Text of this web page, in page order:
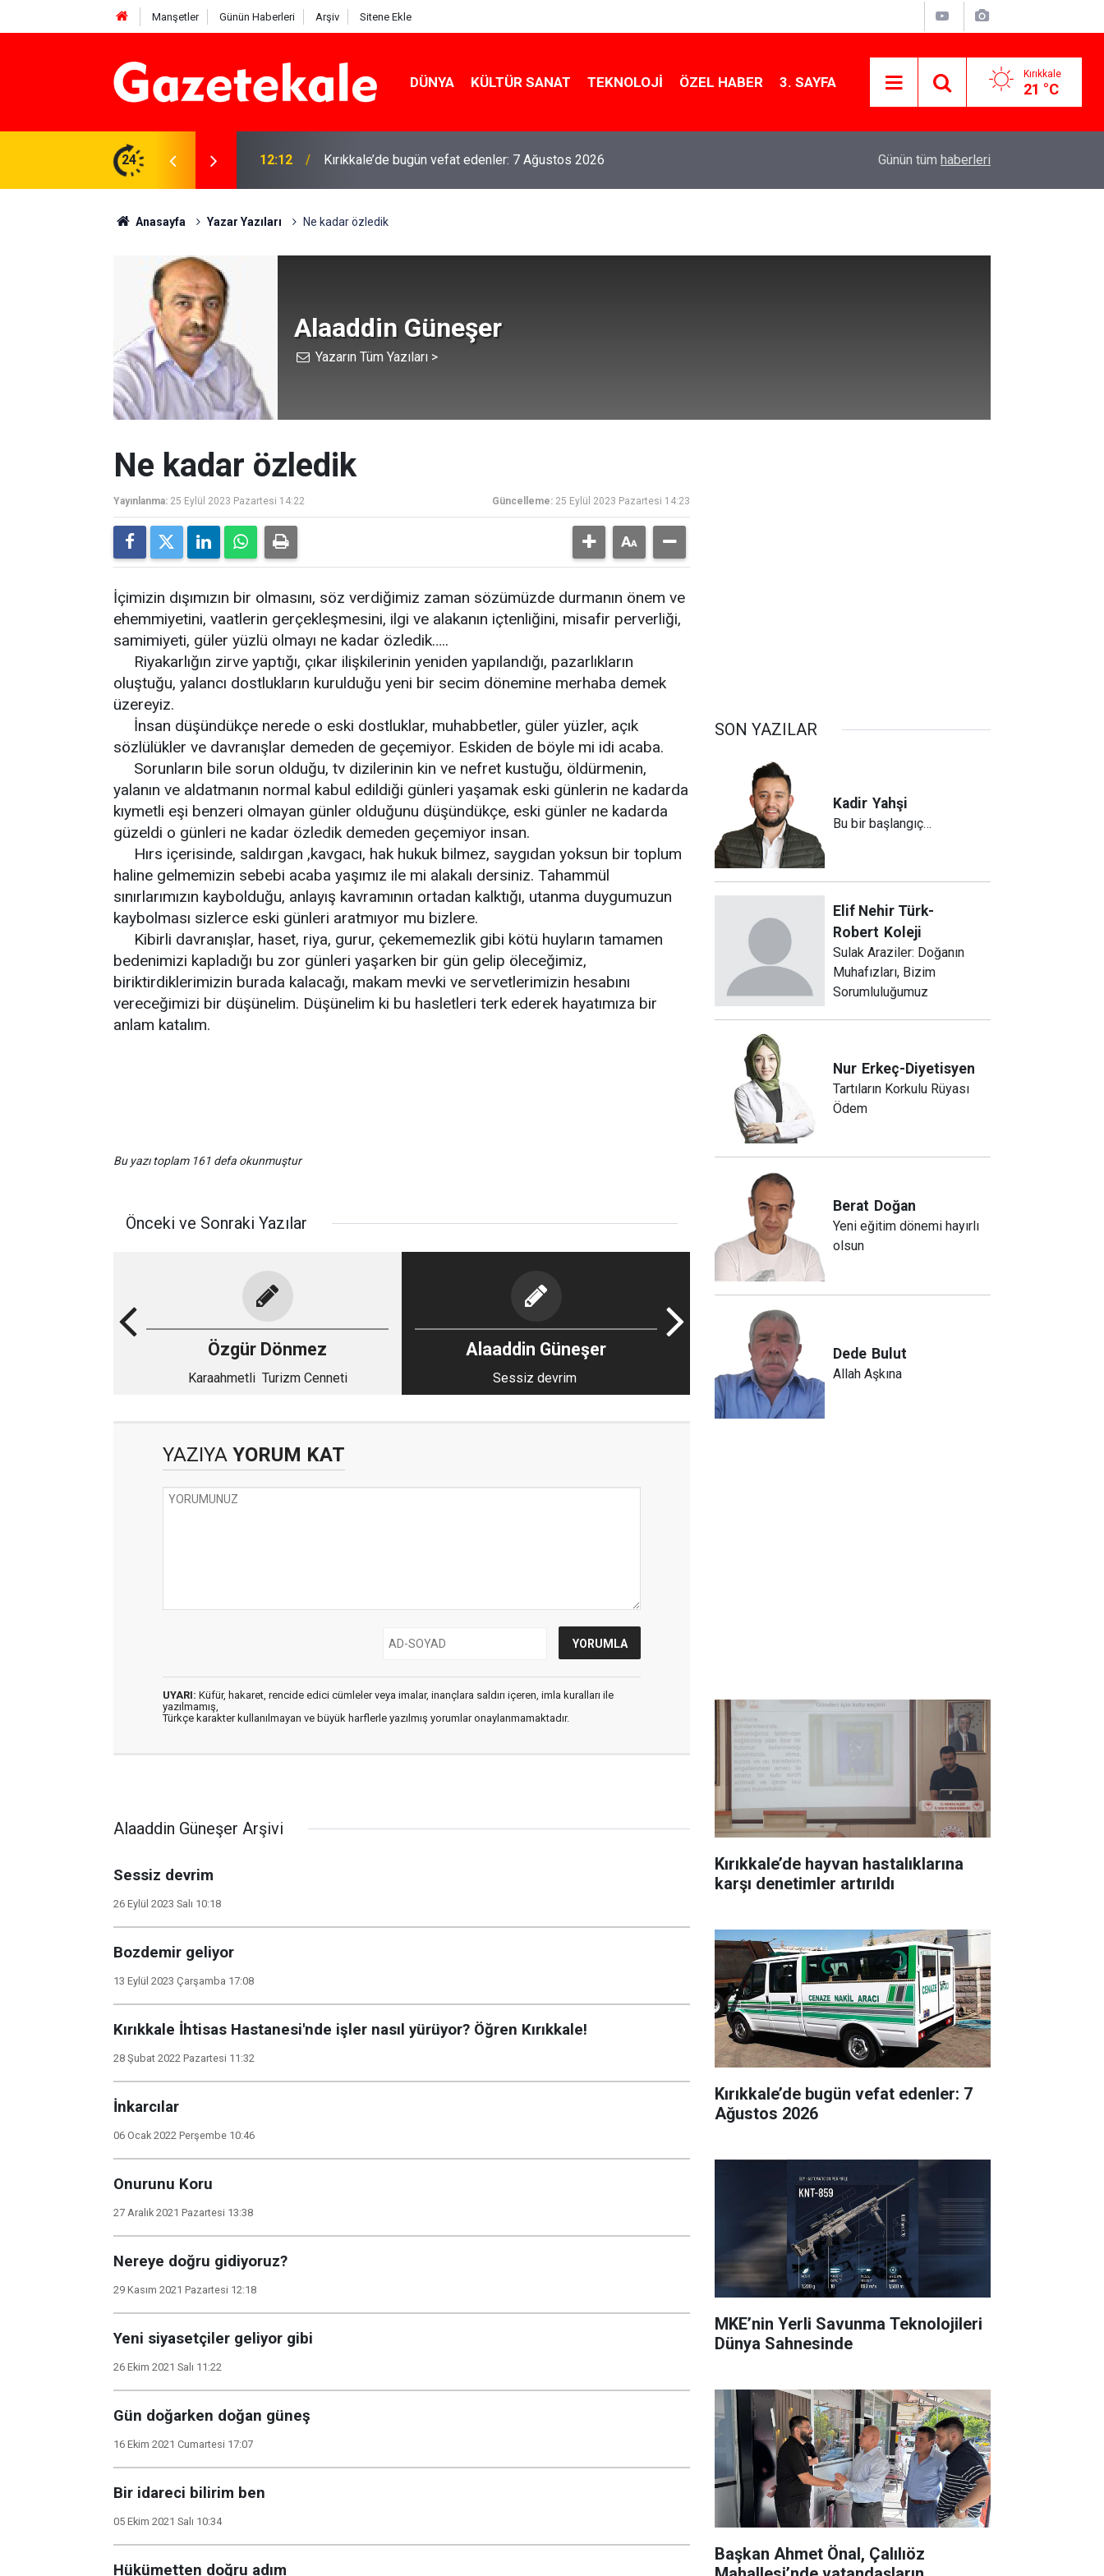
Manşetler Günün Haberleri Arşiv Sitene Ekle
DÜNYA KÜLTÜR SANAT TEKNOLOJI ÖZEL HABER 3. SAYFA Kırıkkale
21 °C
24
karşı denetimler artırıldı 12:12 Kırıkkale’de bugün vefat edenler: 7 Ağustos 2026 MKE’nin Yerli Savunma Teknolojileri Dünya
Günün tüm haberleri
Anasayfa Yazar Yazıları Ne kadar özledik
Alaaddin Güneşer
Yazarın Tüm Yazıları >
Ne kadar özledik
Yayınlanma: 25 Eylül 2023 Pazartesi 14:22 Güncelleme: 25 Eylül 2023 Pazartesi 14:23
İçimizin dışımızın bir olmasını, söz verdiğimiz zaman sözümüzde durmanın önem ve
ehemmiyetini, vaatlerin gerçekleşmesini, ilgi ve alakanın içtenliğini, misafir perverliği,
samimiyeti, güler yüzlü olmayı ne kadar özledik…..
Riyakarlığın zirve yaptığı, çıkar ilişkilerinin yeniden yapılandığı, pazarlıkların
oluştuğu, yalancı dostlukların kurulduğu yeni bir secim dönemine merhaba demek
üzereyiz.
İnsan düşündükçe nerede o eski dostluklar, muhabbetler, güler yüzler, açık
sözlülükler ve davranışlar demeden de geçemiyor. Eskiden de böyle mi idi acaba.
Sorunların bile sorun olduğu, tv dizilerinin kin ve nefret kustuğu, öldürmenin,
yalanın ve aldatmanın normal kabul edildiği günleri yaşamak eski günlerin ne kadarda
kıymetli eşi benzeri olmayan günler olduğunu düşündükçe, eski günler ne kadarda
güzeldi o günleri ne kadar özledik demeden geçemiyor insan.
Hırs içerisinde, saldırgan ,kavgacı, hak hukuk bilmez, saygıdan yoksun bir toplum
haline gelmemizin sebebi acaba yaşımız ile mi alakalı dersiniz. Tahammül
sınırlarımızın kaybolduğu, anlayış kavramının ortadan kalktığı, utanma duygumuzun
kaybolması sizlerce eski günleri aratmıyor mu bizlere.
Kibirli davranışlar, haset, riya, gurur, çekememezlik gibi kötü huyların tamamen
bedenimizi kapladığı bu zor günleri yaşarken bir gün gelip öleceğimiz,
biriktirdiklerimizin burada kalacağı, makam mevki ve servetlerimizin hesabını
vereceğimizi bir düşünelim. Düşünelim ki bu hasletleri terk ederek hayatımıza bir
anlam katalım.
Bu yazı toplam 161 defa okunmuştur
Önceki ve Sonraki Yazılar
Özgür Dönmez
Karaahmetli Turizm Cenneti
Alaaddin Güneşer
Sessiz devrim
YAZIYA YORUM KAT
UYARI: Küfür, hakaret, rencide edici cümleler veya imalar, inançlara saldırı içeren, imla kuralları ile
yazılmamış,
Türkçe karakter kullanılmayan ve büyük harflerle yazılmış yorumlar onaylanmamaktadır.
Alaaddin Güneşer Arşivi
Sessiz devrim
26 Eylül 2023 Salı 10:18
Bozdemir geliyor
13 Eylül 2023 Çarşamba 17:08
Kırıkkale İhtisas Hastanesi'nde işler nasıl yürüyor? Öğren Kırıkkale!
28 Şubat 2022 Pazartesi 11:32
İnkarcılar
06 Ocak 2022 Perşembe 10:46
Onurunu Koru
27 Aralık 2021 Pazartesi 13:38
Nereye doğru gidiyoruz?
29 Kasım 2021 Pazartesi 12:18
Yeni siyasetçiler geliyor gibi
26 Ekim 2021 Salı 11:22
Gün doğarken doğan güneş
16 Ekim 2021 Cumartesi 17:07
Bir idareci bilirim ben
05 Ekim 2021 Salı 10:34
Hükümetten doğru adım
SON YAZILAR
Kadir Yahşi
Bu bir başlangıç…
Elif Nehir Türk-
Robert Koleji
Sulak Araziler: Doğanın
Muhafızları, Bizim
Sorumluluğumuz
Nur Erkeç-Diyetisyen
Tartıların Korkulu Rüyası
Ödem
Berat Doğan
Yeni eğitim dönemi hayırlı
olsun
Dede Bulut
Allah Aşkına
Kırıkkale’de hayvan hastalıklarına
karşı denetimler artırıldı
Kırıkkale’de bugün vefat edenler: 7
Ağustos 2026
MKE’nin Yerli Savunma Teknolojileri
Dünya Sahnesinde
Başkan Ahmet Önal, Çalılıöz